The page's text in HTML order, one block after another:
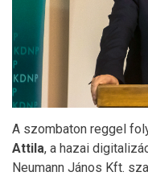
A szombaton reggel
Attila, a hazai
Neumann János Kft.